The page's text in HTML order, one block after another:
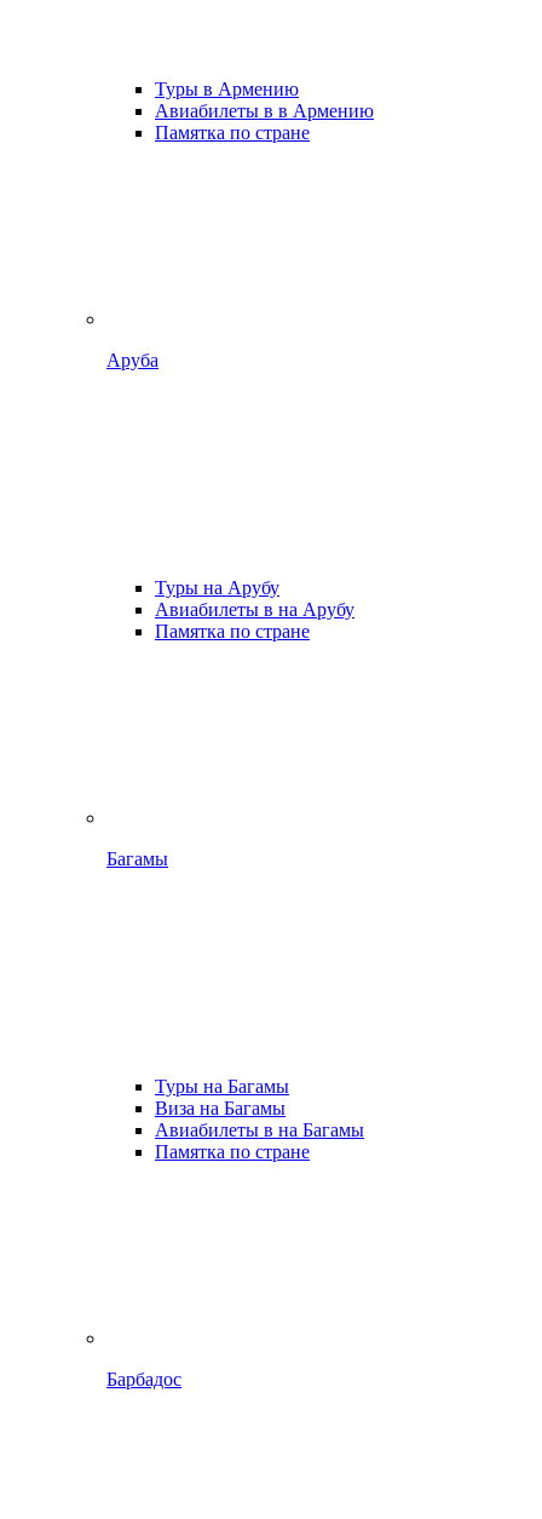
Туры в Армению
Авиабилеты в в Армению
Памятка по стране
Аруба
Туры на Арубу
Авиабилеты в на Арубу
Памятка по стране
Багамы
Туры на Багамы
Виза на Багамы
Авиабилеты в на Багамы
Памятка по стране
Барбадос